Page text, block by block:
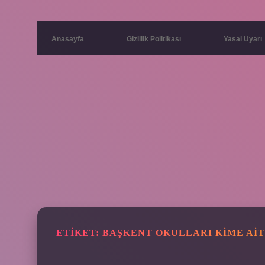
Anasayfa Gizlilik Politikası Yasal Uyarı
ETIKET: BAŞKENT OKULLARI KIME AIT